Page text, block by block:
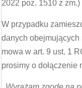
2022 poz. 1510 z zm.)
W przypadku
danych obejmujących
mowa w art. 9 ust. 1
prosimy o